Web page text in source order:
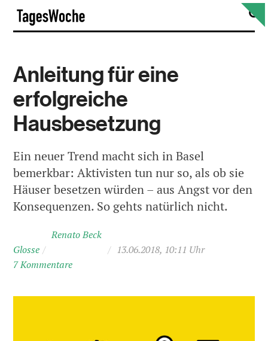
Skip
content
Anleitung für eine
erfolgreiche
Hausbesetzung
Ein neuer Trend macht sich in Basel
bemerkbar: Aktivisten tun nur so, als ob sie
Häuser besetzen würden – aus Angst vor den
Konsequenzen. So gehts natürlich nicht.
Glosse /
Renato Beck
/ 13.06.2018, 10:11 Uhr
7 Kommentare